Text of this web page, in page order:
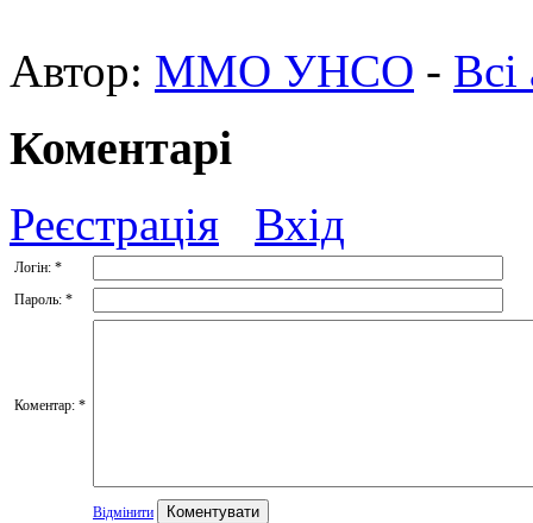
Автор: ММО УНСО - Всі
Коментарі
Реєстрація Вхід
Логін: *
Пароль: *
Коментар: *
Відмінити